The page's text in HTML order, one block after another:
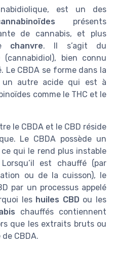
est un des
présents
de cannabis, et plus
chanvre. Il s’agit du
bien connu
Le CBDA se forme dans la
un autre acide qui est à
comme le THC et le
le CBDA et le CBD réside
Le CBDA possède un
qui le rend plus instable
est chauffé (par
ou de la cuisson), le
par un processus appelé
les huiles CBD ou les
chauffés contiennent
que les extraits bruts ou
CBDA.